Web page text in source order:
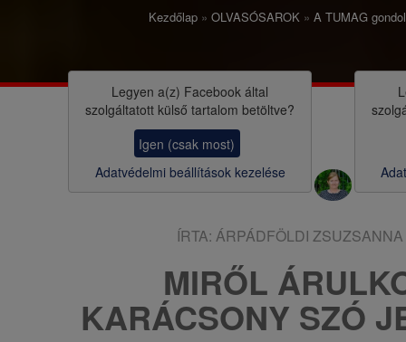
n
i
o
Kezdőlap OLVASÓSAROK A TUMAG
Legyen a(z) Facebook által
szolgáltatott külső tartalom betöltve?
Igen (csak most)
Adatvédelmi beállítások kezelése
ÍRTA: ÁRPÁDFÖLDI ZSUZSANNA
MIRŐL
KARÁCSONY SZÓ